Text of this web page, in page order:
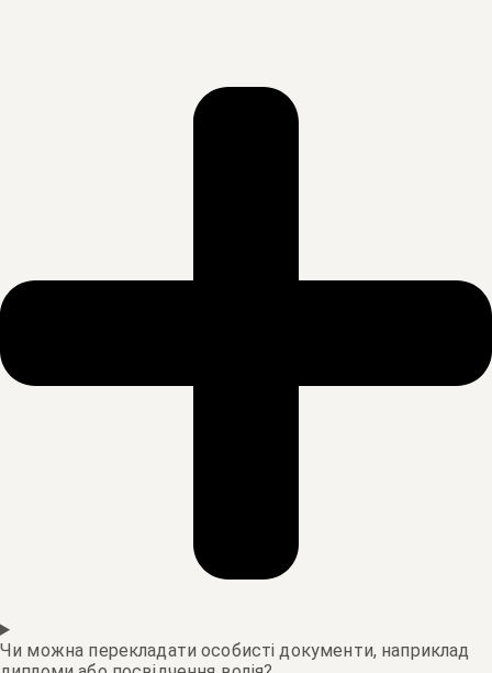
Чи можна перекладати особисті документи, наприклад